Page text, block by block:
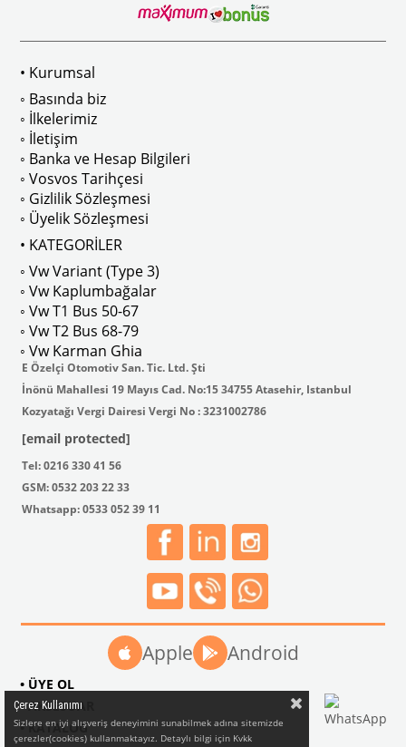
isteyenler için tercih edilir.
: AC711500 / 80500
1968-1979 Yılları Arasındaki T2
• Kurumsal
◦ Basında biz
◦ İlkelerimiz
◦ İletişim
◦ Banka ve Hesap Bilgileri
◦ Vosvos Tarihçesi
◦ Gizlilik Sözleşmesi
◦ Üyelik Sözleşmesi
• KATEGORİLER
◦ Vw Variant (Type 3)
◦ Vw Kaplumbağalar
◦ Vw T1 Bus 50-67
◦ Vw T2 Bus 68-79
◦ Vw Karman Ghia
E Özelçi Otomotiv San. Tic. Ltd. Şti
İnönü Mahallesi 19 Mayıs Cad. No:15 34755 Atasehir, Istanbul
Kozyatağı Vergi Dairesi Vergi No : 3231002786
[email protected]
Tel: 0216 330 41 56
GSM: 0532 203 22 33
Whatsapp: 0533 052 39 11
Apple Android
• ÜYE OL
• AKSESUAR
• KATALOG
Çerez Kullanımı
Sizlere en iyi alışveriş deneyimini sunabilmek adına sitemizde
çerezler(cookies) kullanmaktayız. Detaylı bilgi için Kvkk